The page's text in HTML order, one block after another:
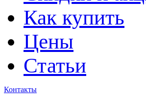
Как купить
Цены
Статьи
Контакты